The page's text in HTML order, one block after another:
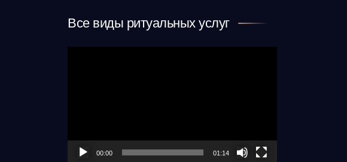
Все виды ритуальных услуг
00:00 01:14